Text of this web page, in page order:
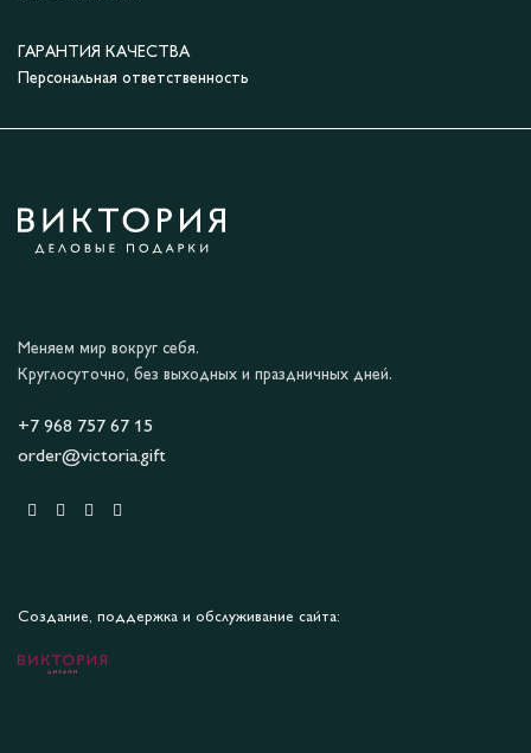
ГАРАНТИЯ КАЧЕСТВА
Персональная ответственность
Меняем мир вокруг себя.
Круглосуточно, без выходных и праздничных дней.
+7 968 757 67 15
order@victoria.gift
Создание, поддержка и обслуживание сайта: